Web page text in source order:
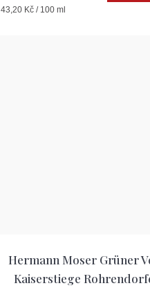
Měrná
43,20 Kč / 100 ml
Hermann Moser Grüner
Kaiserstiege